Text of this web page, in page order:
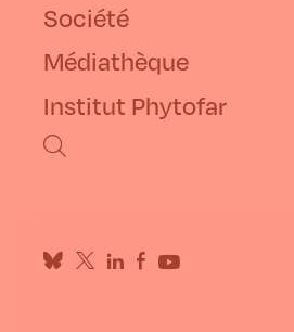
Société
Médiathèque
Institut Phytofar